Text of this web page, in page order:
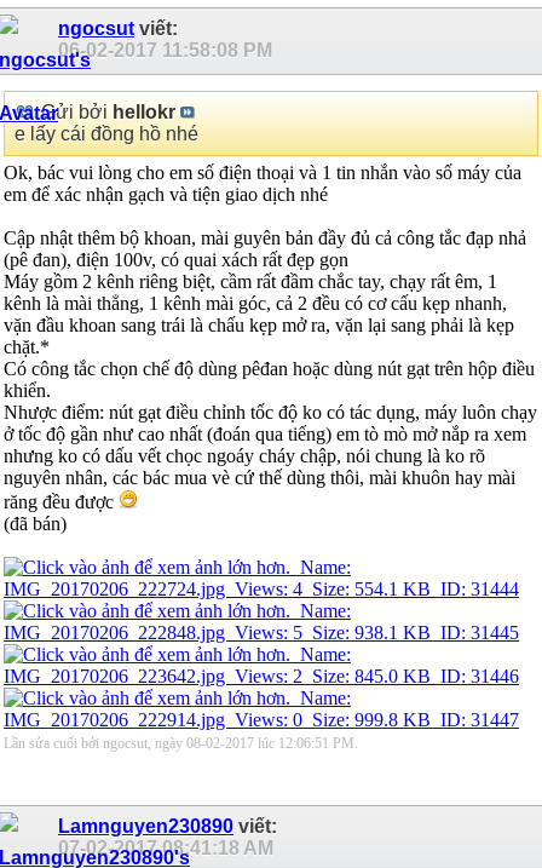
ngocsut viết:
06-02-2017 11:58:08 PM
Gửi bởi hellokr
e lấy cái đồng hồ nhé
Ok, bác vui lòng cho em số điện thoại và 1 tin nhắn vào số máy của
em để xác nhận gạch và tiện giao dịch nhé
Cập nhật thêm bộ khoan, mài guyên bản đầy đủ cả công tắc đạp nhả
(pê đan), điện 100v, có quai xách rất đẹp gọn
Máy gồm 2 kênh riêng biệt, cầm rất đầm chắc tay, chạy rất êm, 1
kênh là mài thẳng, 1 kênh mài góc, cả 2 đều có cơ cấu kẹp nhanh,
vặn đầu khoan sang trái là chấu kẹp mở ra, vặn lại sang phải là kẹp
chặt.*
Có công tắc chọn chế độ dùng pêđan hoặc dùng nút gạt trên hộp điều
khiển.
Nhược điểm: nút gạt điều chỉnh tốc độ ko có tác dụng, máy luôn chạy
ở tốc độ gần như cao nhất (đoán qua tiếng) em tò mò mở nắp ra xem
nhưng ko có dấu vết chọc ngoáy cháy chập, nói chung là ko rõ
nguyên nhân, các bác mua vè cứ thế dùng thôi, mài khuôn hay mài
răng đều được
(đã bán)
Lần sửa cuối bởi ngocsut, ngày 08-02-2017 lúc 12:06:51 PM .
Lamnguyen230890 viết:
07-02-201708:41:18 AM